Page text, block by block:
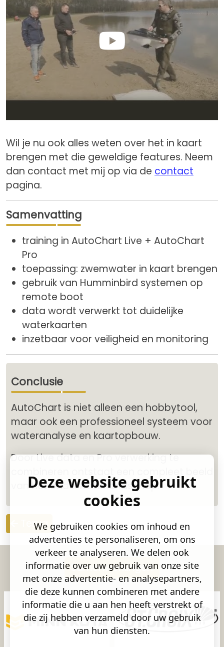
Wil je nu ook alles weten over het in kaart
brengen met die geweldige features. Neem
dan contact met mij op via de contact
pagina.
Samenvatting
training in AutoChart Live + AutoChart
Pro
toepassing: zwemwater in kaart brengen
gebruik van Humminbird systemen op
remote boot
data wordt verwerkt tot duidelijke
waterkaarten
inzetbaar voor veiligheid en monitoring
Conclusie
AutoChart is niet alleen een hobbytool,
maar ook een professioneel systeem voor
wateranalyse en kaartopbouw.
Door Live data en Pro verwerking te
van het onderwaterlandschap.
Terug
Samenwerkingen
Deze website gebruikt
cookies
We gebruiken cookies om inhoud en
advertenties te personaliseren, om ons
verkeer te analyseren. We delen ook
informatie over uw gebruik van onze site
met onze advertentie- en analysepartners,
die deze kunnen combineren met andere
informatie die u aan hen heeft verstrekt of
die zij hebben verzameld door uw gebruik
van hun diensten.